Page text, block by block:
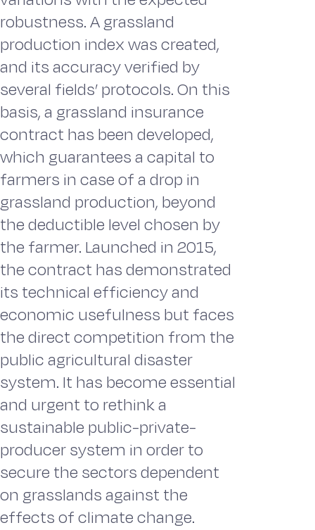
robustness. A grassland
production index was created,
and its accuracy verified by
several fields’ protocols. On this
basis, a grassland insurance
contract has been developed,
which guarantees a capital to
farmers in case of a drop in
grassland production, beyond
the deductible level chosen by
the farmer. Launched in 2015,
the contract has demonstrated
its technical efficiency and
economic usefulness but faces
the direct competition from the
public agricultural disaster
system. It has become essential
and urgent to rethink a
sustainable public-private-
producer system in order to
secure the sectors dependent
on grasslands against the
effects of climate change.